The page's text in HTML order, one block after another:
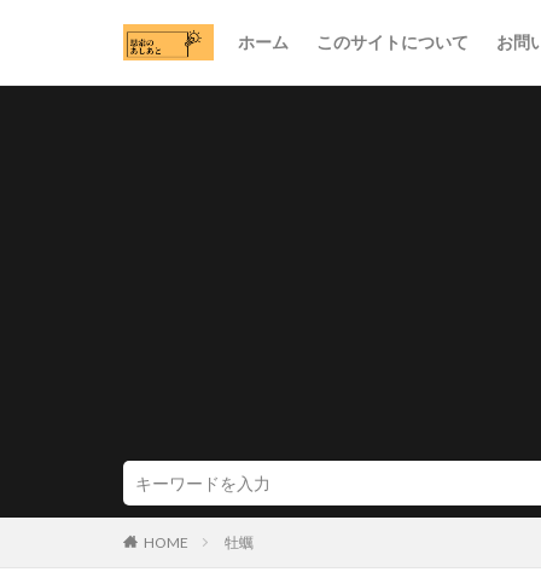
ホーム このサイトについて お問
HOME 牡蠣